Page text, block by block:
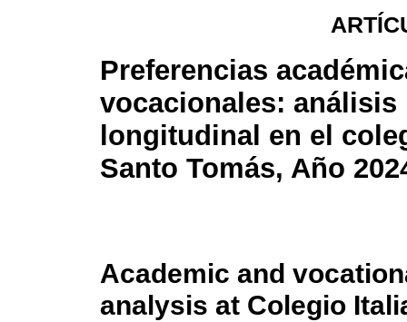
Preferencias
vocacionales: análisis
longitudinal en el
Santo Tomás, Año
Academic and
analysis at Colegio